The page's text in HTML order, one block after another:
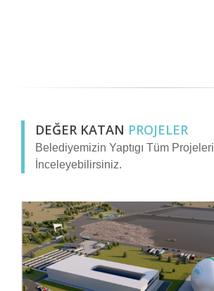
DEĞER KATAN PROJELER
Belediyemizin Yaptıgı Tüm Projeleri
İnceleyebilirsiniz.